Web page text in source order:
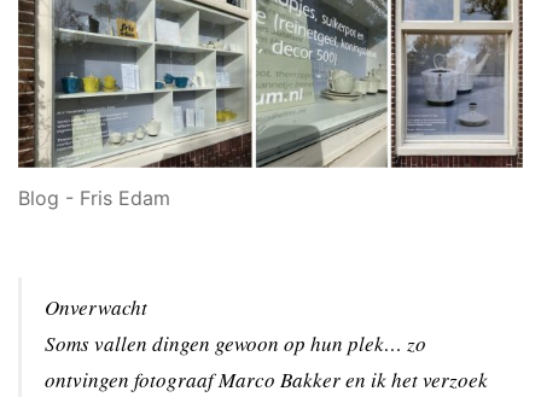
Blog - Fris Edam
Onverwacht
Soms vallen dingen gewoon op hun plek… zo
ontvingen fotograaf Marco Bakker en ik het verzoek